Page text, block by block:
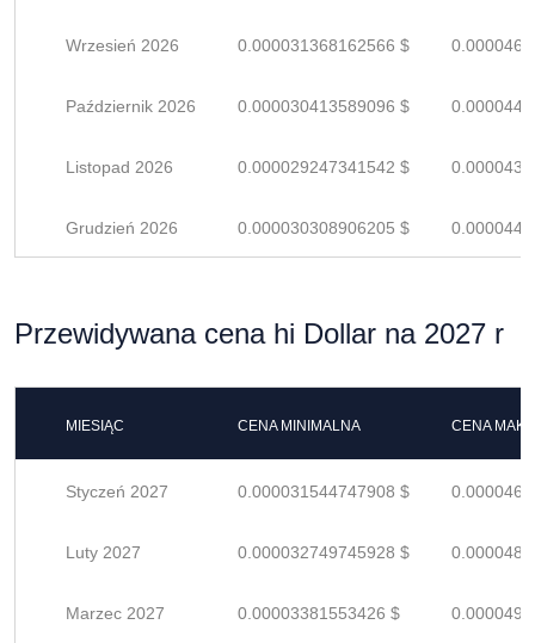
Wrzesień 2026 0.000031368162566 $
Październik 2026 0.000030413589096 $
Listopad 2026 0.000029247341542 $
Grudzień 2026 0.000030308906205 $
Przewidywana cena hi Dollar na 2027 r
MIESIĄC CENA MINIMALNA CENA
Styczeń 2027 0.000031544747908 $
Luty 2027 0.000032749745928 $
Marzec 2027 0.00003381553426 $